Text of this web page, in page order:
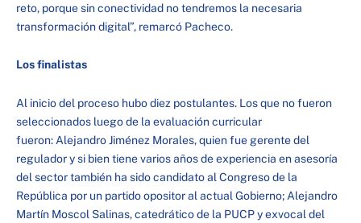
reto, porque sin conectividad no tendremos la necesaria
transformación digital”, remarcó Pacheco.
Los finalistas
Al inicio del proceso hubo diez postulantes. Los que no fueron
seleccionados luego de la evaluación curricular
fueron: Alejandro Jiménez Morales, quien fue gerente del
regulador y si bien tiene varios años de experiencia en asesoría
del sector también ha sido candidato al Congreso de la
República por un partido opositor al actual Gobierno; Alejandro
Martín Moscol Salinas, catedrático de la PUCP y exvocal del